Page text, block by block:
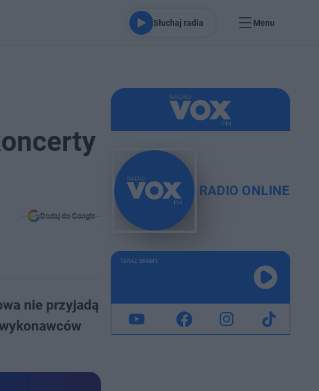
Słuchaj radia Menu
Dodaj do Google
nie przyjadą
RADIO ONLINE
TERAZ GRAMY